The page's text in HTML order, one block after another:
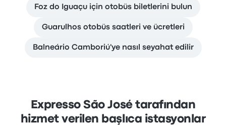
Foz do Iguaçu için otobüs biletlerini bulun
Guarulhos otobüs saatleri ve ücretleri
Balneário Camboriú'ye nasıl seyahat edilir
Expresso São José tarafından
hizmet verilen başlıca istasyonlar